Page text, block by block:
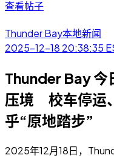
查看帖子
Thunder Bay本地新闻
2025-12-18 20:38:35
Thunder Bay 今
压境 校车停运
乎“原地踏步”
2025年12月18日，